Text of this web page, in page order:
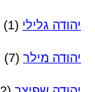
יהודה גלילי (1)
יהודה מילר (7)